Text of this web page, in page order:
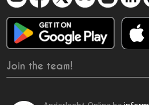
Join the team!